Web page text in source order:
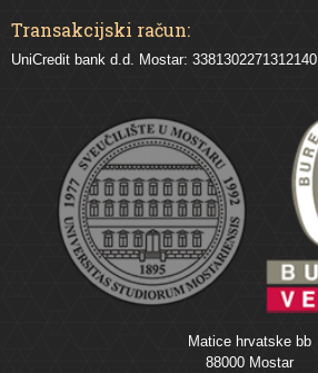
Transakcijski račun:
UniCredit bank d.d. Mostar: 3381302271312140
Matice hrvatske bb
88000 Mostar